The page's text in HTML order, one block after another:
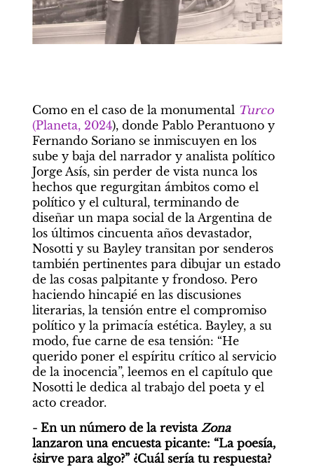
Como en el caso de la monumental Turco
(Planeta, 2024), donde Pablo Perantuono y
Fernando Soriano se inmiscuyen en los
sube y baja del narrador y analista político
Jorge Asís, sin perder de vista nunca los
hechos que regurgitan ámbitos como el
político y el cultural, terminando de
diseñar un mapa social de la Argentina de
los últimos cincuenta años devastador,
Nosotti y su Bayley transitan por senderos
también pertinentes para dibujar un estado
de las cosas palpitante y frondoso. Pero
haciendo hincapié en las discusiones
literarias, la tensión entre el compromiso
político y la primacía estética. Bayley, a su
modo, fue carne de esa tensión: “He
querido poner el espíritu crítico al servicio
de la inocencia”, leemos en el capítulo que
Nosotti le dedica al trabajo del poeta y el
acto creador.
- En un número de la revista
Zona
lanzaron una encuesta picante: “La poesía,
¿sirve para algo?” ¿Cuál sería tu respuesta?